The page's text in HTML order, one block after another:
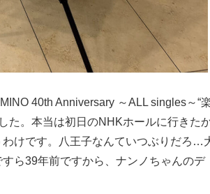
40th Anniversary ～ALL singles～“
た。本当は初日のNHKホールに行きた
けです。八王子なんていつぶりだろ…
ら39年前ですから、ナンノちゃんのデ